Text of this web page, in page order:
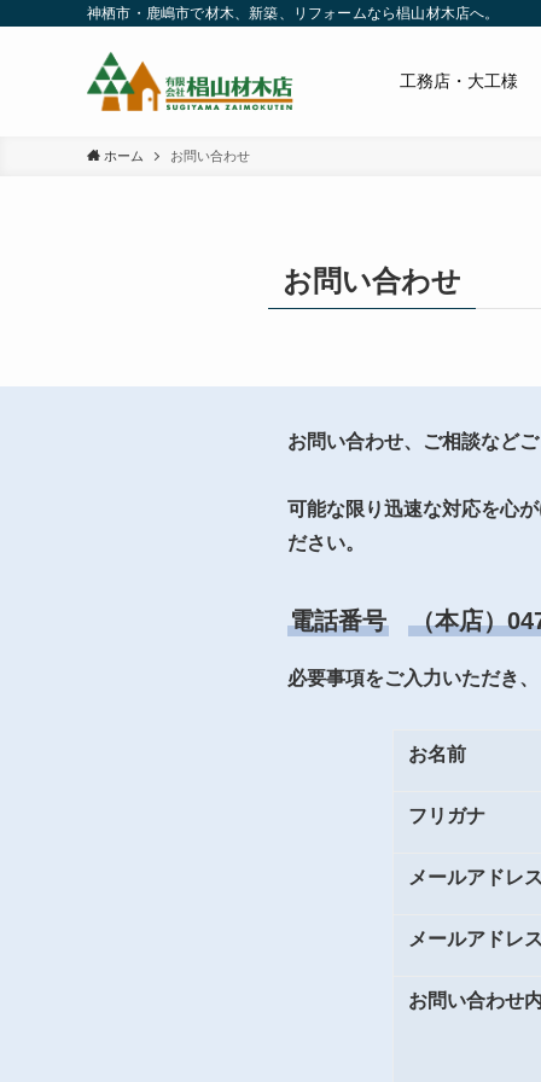
神栖市・鹿嶋市で材木、新築、リフォームなら椙山材木店へ。
工務店・大工様
ホーム お問い合わせ
お問い合わせ
お問い合わせ、ご相談など
可能な限り迅速な対応を心
ださい。
電話番号 （本店）
必要事項をご入力いただき
お名前
フリガナ
メールアドレ
メールアドレ
お問い合わせ